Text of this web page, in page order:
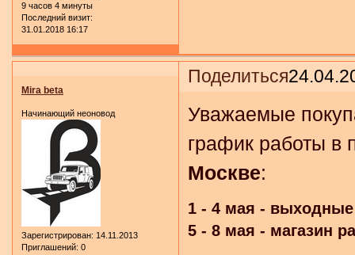
9 часов 4 минуты
Последний визит:
31.01.2018 16:17
Поделиться
Mira beta
Начинающий неоновод
Зарегистрирован: 14.11.2013
Приглашений: 0
Уважаемые
график работы в
Москве:
1 - 4 мая -
5 - 8 мая - магазин